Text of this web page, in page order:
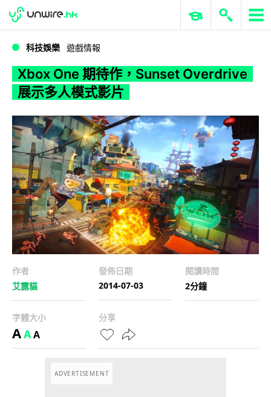
WWDC 2026 ERP 與商業 AI
科技娛樂 遊戲情報
Xbox One 期待作，Sunset Overdrive
展示多人模式影片
作者
艾露貓
發佈日期
2014-07-03
閱讀時間
2分鐘
字體大小
AAA
分享
ADVERTISEMENT